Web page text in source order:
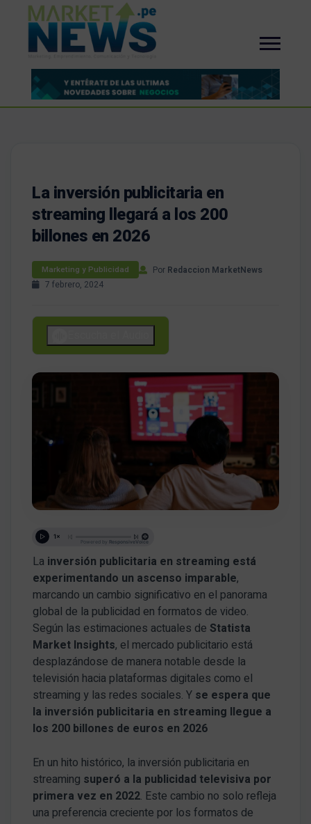
La inversión publicitaria en
streaming llegará a los 200
billones en 2026
Marketing y Publicidad Por Redaccion MarketNews
7 febrero, 2024
La inversión publicitaria en streaming está
experimentando un ascenso imparable,
marcando un cambio significativo en el panorama
global de la publicidad en formatos de video.
Según las estimaciones actuales de Statista
Market Insights, el mercado publicitario está
desplazándose de manera notable desde la
televisión hacia plataformas digitales como el
streaming y las redes sociales. Y se espera que
la inversión publicitaria en streaming llegue a
los 200 billones de euros en 2026
En un hito histórico, la inversión publicitaria en
streaming superó a la publicidad televisiva por
primera vez en 2022. Este cambio no solo refleja
una preferencia creciente por los formatos de